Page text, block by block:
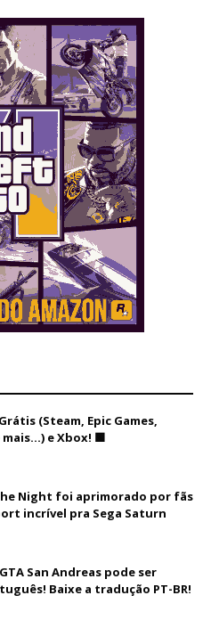
(Steam, Epic Games,
e Xbox! 🟩
Night foi aprimorado por fãs
incrível pra Sega Saturn
San Andreas pode ser
Baixe a tradução PT-BR!